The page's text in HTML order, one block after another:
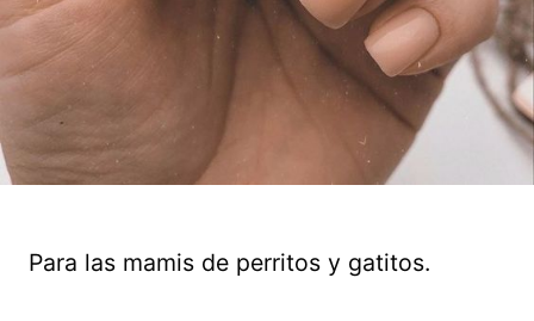
Para las mamis de perritos y gatitos.